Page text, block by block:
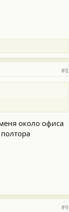
#8
около офиса
#9